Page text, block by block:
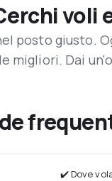
voli
posto giusto.
migliori. Dai
✔️ Dove